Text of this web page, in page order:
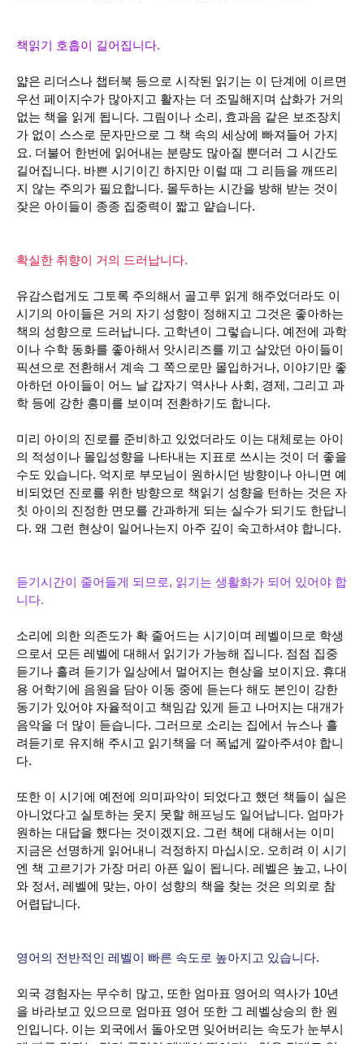
책읽기 호흡이 길어집니다.
얇은 리더스나 챕터북 등으로 시작된 읽기는 이 단계에 이르면
우선 페이지수가 많아지고 활자는 더 조밀해지며 삽화가 거의
없는 책을 읽게 됩니다. 그림이나 소리, 효과음 같은 보조장치
가 없이 스스로 문자만으로 그 책 속의 세상에 빠져들어 가지
요. 더불어 한번에 읽어내는 분량도 많아질 뿐더러 그 시간도
길어집니다. 바쁜 시기이긴 하지만 이럴 때 그 리듬을 깨뜨리
지 않는 주의가 필요합니다. 몰두하는 시간을 방해 받는 것이
잦은 아이들이 종종 집중력이 짧고 얕습니다.
확실한 취향이 거의 드러납니다.
유감스럽게도 그토록 주의해서 골고루 읽게 해주었더라도 이
시기의 아이들은 거의 자기 성향이 정해지고 그것은 좋아하는
책의 성향으로 드러납니다. 고학년이 그렇습니다. 예전에 과학
이나 수학 동화를 좋아해서 앗시리즈를 끼고 살았던 아이들이
픽션으로 전환해서 계속 그 쪽으로만 몰입하거나, 이야기만 좋
아하던 아이들이 어느 날 갑자기 역사나 사회, 경제, 그리고 과
학 등에 강한 흥미를 보이며 전환하기도 합니다.
미리 아이의 진로를 준비하고 있었더라도 이는 대체로는 아이
의 적성이나 몰입성향을 나타내는 지표로 쓰시는 것이 더 좋을
수도 있습니다. 억지로 부모님이 원하시던 방향이나 아니면 예
비되었던 진로를 위한 방향으로 책읽기 성향을 턴하는 것은 자
칫 아이의 진정한 면모를 간과하게 되는 실수가 되기도 한답니
다. 왜 그런 현상이 일어나는지 아주 깊이 숙고하셔야 합니다.
듣기시간이 줄어들게 되므로, 읽기는 생활화가 되어 있어야 합
니다.
소리에 의한 의존도가 확 줄어드는 시기이며 레벨이므로 학생
으로서 모든 레벨에 대해서 읽기가 가능해 집니다. 점점 집중
듣기나 흘려 듣기가 일상에서 멀어지는 현상을 보이지요. 휴대
용 어학기에 음원을 담아 이동 중에 듣는다 해도 본인이 강한
동기가 있어야 자율적이고 책임감 있게 듣고 나머지는 대개가
음악을 더 많이 듣습니다. 그러므로 소리는 집에서 뉴스나 흘
려듣기로 유지해 주시고 읽기책을 더 폭넓게 깔아주셔야 합니
다.
또한 이 시기에 예전에 의미파악이 되었다고 했던 책들이 실은
아니었다고 실토하는 웃지 못할 해프닝도 일어납니다. 엄마가
원하는 대답을 했다는 것이겠지요. 그런 책에 대해서는 이미
지금은 선명하게 읽어내니 걱정하지 마십시오. 오히려 이 시기
엔 책 고르기가 가장 머리 아픈 일이 됩니다. 레벨은 높고, 나이
와 정서, 레벨에 맞는, 아이 성향의 책을 찾는 것은 의외로 참
어렵답니다.
영어의 전반적인 레벨이 빠른 속도로 높아지고 있습니다.
외국 경험자는 무수히 많고, 또한 엄마표 영어의 역사가 10년
을 바라보고 있으므로 엄마표 영어 또한 그 레벨상승의 한 원
인입니다. 이는 외국에서 돌아오면 잊어버리는 속도가 눈부시